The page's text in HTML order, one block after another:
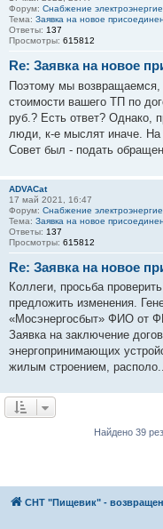
Форум: Снабжение
Тема: Заявка на новое
Ответы: 137
Просмотры: 615812
Re: Заявка на новое
Поэтому мы возвращаемся,
стоимости вашего ТП по
руб.? Есть ответ? Однако,
люди, к-е мыслят иначе. На
Совет был - подать
ADVACat
17 май 2021, 16:47
Форум: Снабжение
Тема: Заявка на новое
Ответы: 137
Просмотры: 615812
Re: Заявка на новое
Коллеги, просьба
предложить изменения.
«Мосэнергосбыт» ФИО от
Заявка на заключение
энергопринимающих
жилым строением,
Найдено 39
СНТ "Пищевик" -